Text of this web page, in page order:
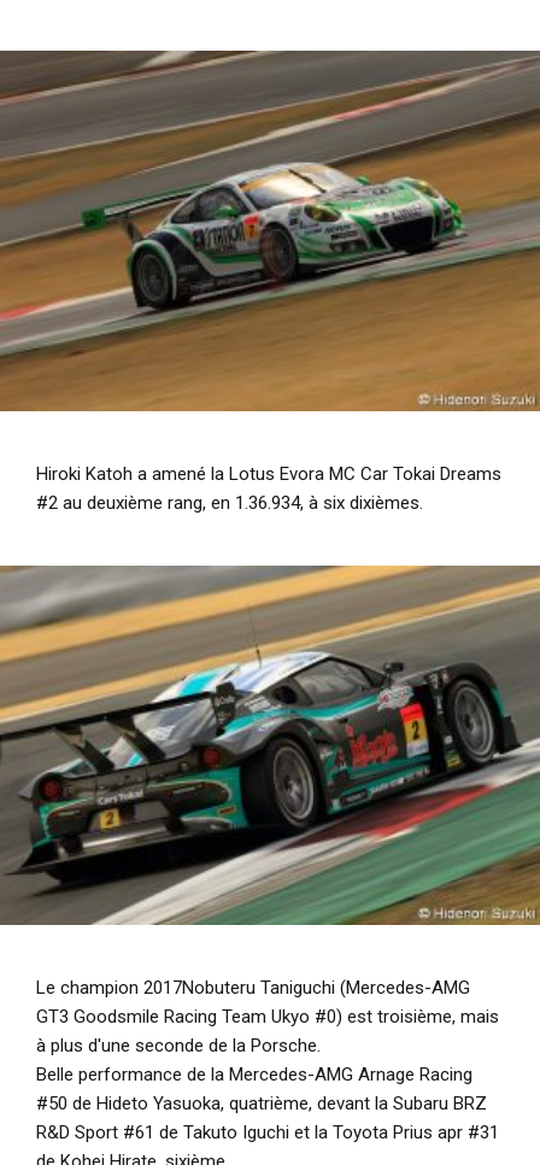
Hiroki Katoh a amené la Lotus Evora MC Car Tokai Dreams
#2 au deuxième rang, en 1.36.934, à six dixièmes.
Le champion 2017Nobuteru Taniguchi (Mercedes-AMG
GT3 Goodsmile Racing Team Ukyo #0) est troisième, mais
à plus d'une seconde de la Porsche.
Belle performance de la Mercedes-AMG Arnage Racing
#50 de Hideto Yasuoka, quatrième, devant la Subaru BRZ
R&D Sport #61 de Takuto Iguchi et la Toyota Prius apr #31